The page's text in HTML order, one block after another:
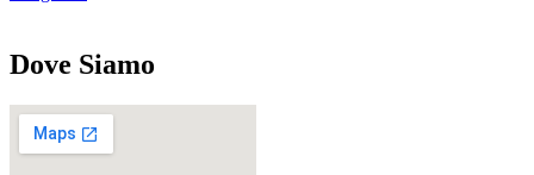
Dove Siamo